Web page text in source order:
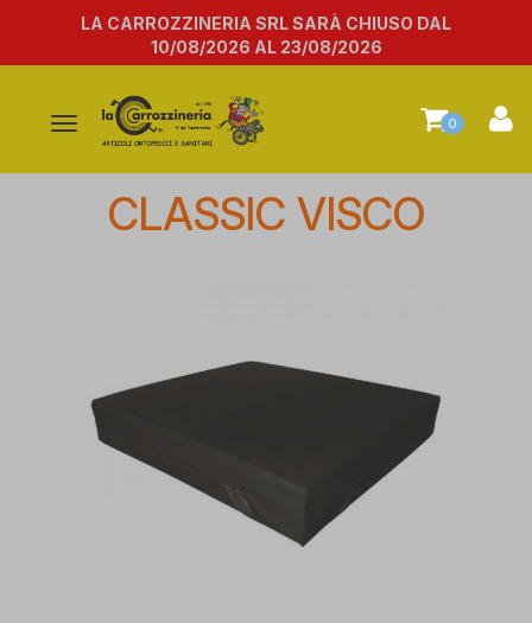
LA CARROZZINERIA SRL SARÀ CHIUSO DAL
10/08/2026 AL 23/08/2026
Attiva/disattiva
navigazione
0
CLASSIC VISCO